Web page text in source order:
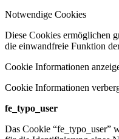
Notwendige Cookies
Diese Cookies ermöglichen
die einwandfreie Funktion
Cookie Informationen
Cookie Informationen
fe_typo_user
Das Cookie “fe_typo_user”